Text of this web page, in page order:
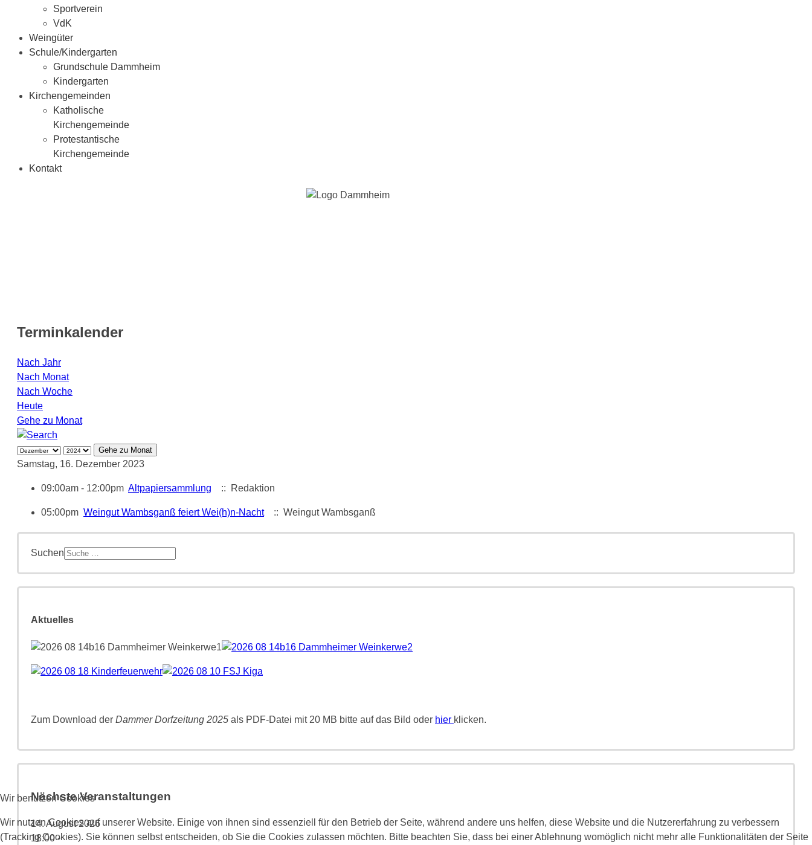
Sportverein
VdK
Weingüter
Schule/Kindergarten
Grundschule Dammheim
Kindergarten
Kirchengemeinden
Katholische
Kirchengemeinde
Protestantische
Kirchengemeinde
Kontakt
Terminkalender
Nach Jahr
Nach Monat
Nach Woche
Heute
Gehe zu Monat
Gehe zu Monat
Samstag, 16. Dezember 2023
09:00am - 12:00pm Altpapiersammlung :: Redaktion
05:00pm Weingut Wambsganß feiert Wei(h)n-Nacht :: Weingut Wambsganß
Suchen
Aktuelles
Zum Download der Dammer Dorfzeitung 2025 als PDF-Datei mit 20 MB bitte auf das Bild oder hier klicken.
Nächste Veranstaltungen
14. August 2026
18:00-
Wir benutzen Cookies
Wir nutzen Cookies auf unserer Website. Einige von ihnen sind essenziell für den Betrieb der Seite, während andere uns helfen, diese Website und die Nutzererfahrung zu verbessern
(Tracking Cookies). Sie können selbst entscheiden, ob Sie die Cookies zulassen möchten. Bitte beachten Sie, dass bei einer Ablehnung womöglich nicht mehr alle Funktionalitäten der Seite